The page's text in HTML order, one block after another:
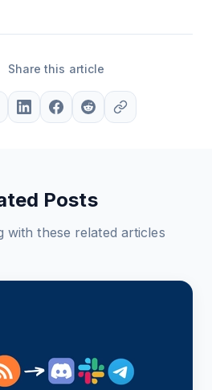
Share this article
Posts
with these related articles